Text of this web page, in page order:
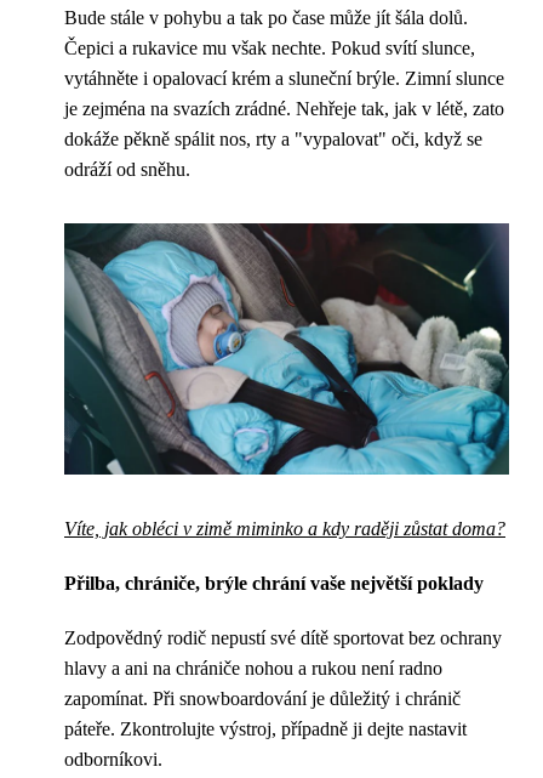
Bude stále v pohybu a tak po čase může jít šála dolů.
Čepici a rukavice mu však nechte. Pokud svítí slunce,
vytáhněte i opalovací krém a sluneční brýle. Zimní slunce
je zejména na svazích zrádné. Nehřeje tak, jak v létě, zato
dokáže pěkně spálit nos, rty a "vypalovat" oči, když se
odráží od sněhu.
Víte, jak obléci v zimě miminko a kdy raději zůstat doma?
Přilba, chrániče, brýle chrání vaše největší poklady
Zodpovědný rodič nepustí své dítě sportovat bez ochrany
hlavy a ani na chrániče nohou a rukou není radno
zapomínat. Při snowboardování je důležitý i chránič
páteře. Zkontrolujte výstroj, případně ji dejte nastavit
odborníkovi.